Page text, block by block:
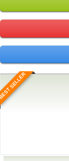
SELLER